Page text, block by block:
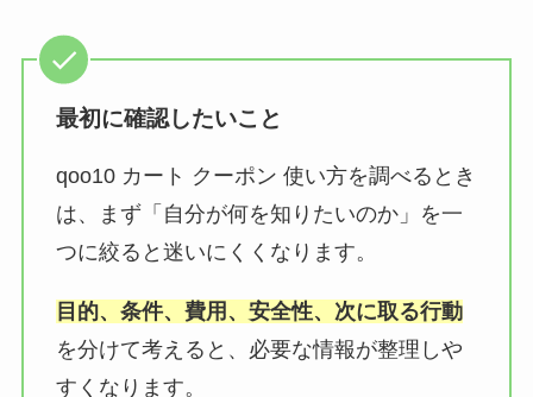
最初に確認したいこと
qoo10 カート クーポン 使い方を調べるとき
は、まず「自分が何を知りたいのか」を一
つに絞ると迷いにくくなります。
目的、条件、費用、安全性、次に取る行動
を分けて考えると、必要な情報が整理しや
すくなります。